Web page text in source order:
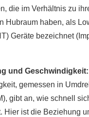
die im Verhältnis zu
Hubraum haben, als
Geräte bezeichnet
und Geschwindigkeit:
gemessen in
gibt an, wie schnell
Hier ist die Beziehung